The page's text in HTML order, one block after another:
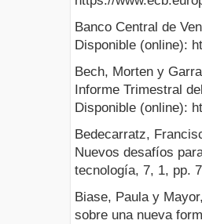
Banco Central de
Disponible (online):
Bech, Morten y
Informe Trimestral
Disponible (online):
Bedecarratz,
Nuevos desafíos
tecnología, 7, 1, pp.
Biase, Paula y
sobre una nueva